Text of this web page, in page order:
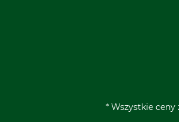
* Wszystkie